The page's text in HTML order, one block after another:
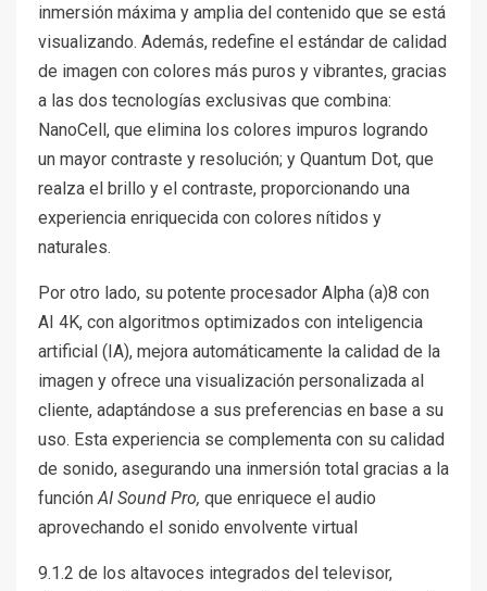
inmersión máxima y amplia del contenido que se está
visualizando. Además, redefine el estándar de calidad
de imagen con colores más puros y vibrantes, gracias
a las dos tecnologías exclusivas que combina:
NanoCell, que elimina los colores impuros logrando
un mayor contraste y resolución; y Quantum Dot, que
realza el brillo y el contraste, proporcionando una
experiencia enriquecida con colores nítidos y
naturales.
Por otro lado, su potente procesador Alpha (a)8 con
AI 4K, con algoritmos optimizados con inteligencia
artificial (IA), mejora automáticamente la calidad de la
imagen y ofrece una visualización personalizada al
cliente, adaptándose a sus preferencias en base a su
uso. Esta experiencia se complementa con su calidad
de sonido, asegurando una inmersión total gracias a la
funciónAI Sound Pro, que enriquece el audio
aprovechando el sonido envolvente virtual
9.1.2 de los altavoces integrados del televisor,